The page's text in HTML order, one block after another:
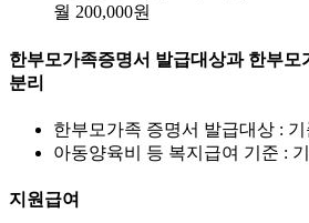
월 200,000원
한부모가족증명서 발급대상과 한부모
분리
한부모가족 증명서 발급대상 :
아동양육비 등 복지급여 기준 :
지원급여